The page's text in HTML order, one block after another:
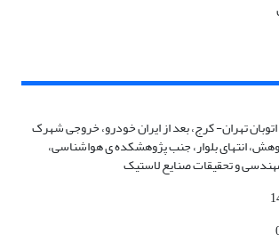
تهران- کرج، بعد از ایران خودرو، خروجی شهرک
انتهای بلوار، جنب پژوهشکده ی هواشناسی،
و تحقیقات صنایع لاستیک